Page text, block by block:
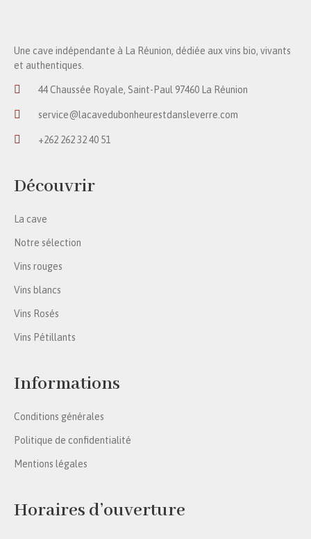
Une cave indépendante à La Réunion, dédiée aux vins bio, vivants
et authentiques.
44 Chaussée Royale, Saint-Paul 97460 La Réunion
service@lacavedubonheurestdansleverre.com
+262 262 32 40 51
Découvrir
La cave
Notre sélection
Vins rouges
Vins blancs
Vins Rosés
Vins Pétillants
Informations
Conditions générales
Politique de confidentialité
Mentions légales
Horaires d’ouverture